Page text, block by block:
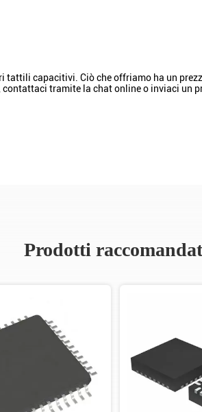
tattili capacitivi. Ciò che offriamo ha un
tramite la chat online o inviaci un
Prodotti